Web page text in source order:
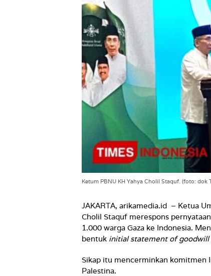
Ketum PBNU KH Yahya Cholil Staquf. (foto: dok
JAKARTA, arikamedia.id – Ketua
Cholil Staquf merespons
1.000 warga Gaza ke Indonesia.
bentuk initial statement of goodwill
Sikap itu mencerminkan komitmen
Palestina.